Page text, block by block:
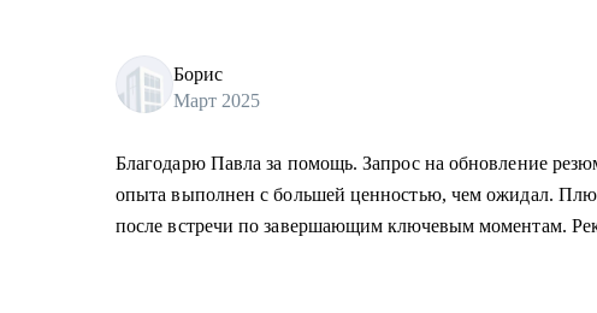
Борис
Март 2025
Благодарю Павла за помощь. Запрос на обновление
опыта выполнен с большей ценностью, чем ожидал.
после встречи по завершающим ключевым моментам.